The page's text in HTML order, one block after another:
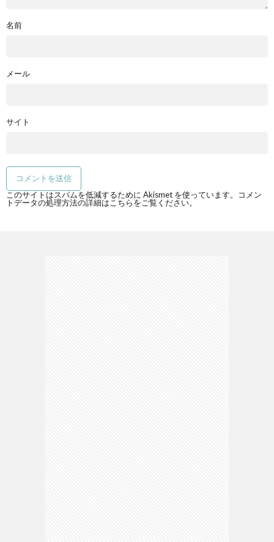
名前
メール
サイト
このサイトはスパムを低減するために Akismet を使っています。
コメン
トデータの処理方法の詳細はこちらをご覧ください。